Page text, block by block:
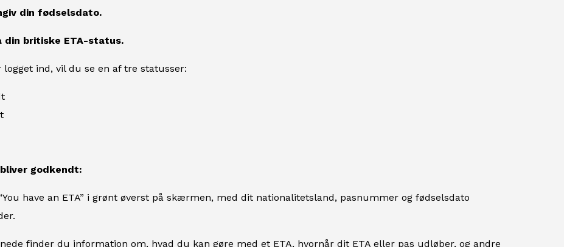
din fødselsdato.
din britiske ETA-status.
logget ind, vil du se en af tre statusser:
godkendt:
have an ETA” i grønt øverst på skærmen, med dit nationalitetsland, pasnummer og fødselsdato
finder du information om, hvad du kan gøre med et ETA, hvornår dit ETA eller pas udløber, og andre